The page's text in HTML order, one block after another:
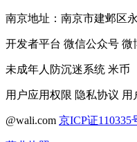
南京地址：南京市建邺区
开发者平台 微信公众号 微
未成年人防沉迷系统 米币
用户应用权限 隐私协议 用
@wali.com 京ICP证110335